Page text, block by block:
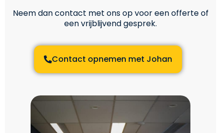
Neem dan contact met ons op voor een offerte of
een vrijblijvend gesprek.
Contact opnemen met Johan